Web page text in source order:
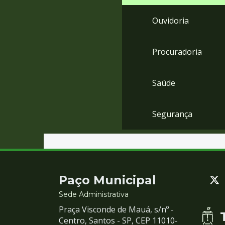
Ouvidoria
Procuradoria
Saúde
Segurança
Contato
e
Paço Municipal
Sede Administrativa
Praça Visconde de Mauá, s/nº -
Centro, Santos - SP, CEP 11010-